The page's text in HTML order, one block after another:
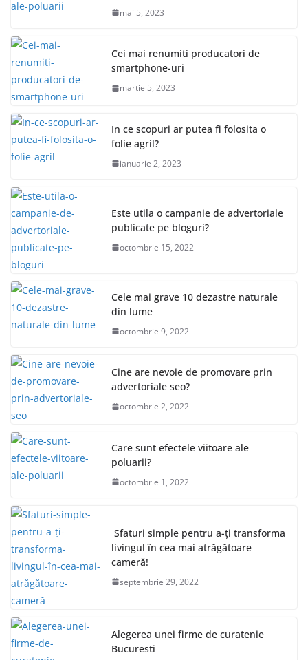
mai 5, 2023
Cei mai renumiti producatori de
smartphone-uri
martie 5, 2023
In ce scopuri ar putea fi folosita o
folie agril?
ianuarie 2, 2023
Este utila o campanie de advertoriale
publicate pe bloguri?
octombrie 15, 2022
Cele mai grave 10 dezastre naturale
din lume
octombrie 9, 2022
Cine are nevoie de promovare prin
advertoriale seo?
octombrie 2, 2022
Care sunt efectele viitoare ale
poluarii?
octombrie 1, 2022
Sfaturi simple pentru a-ți transforma
livingul în cea mai atrăgătoare
cameră!
septembrie 29, 2022
Alegerea unei firme de curatenie
Bucuresti